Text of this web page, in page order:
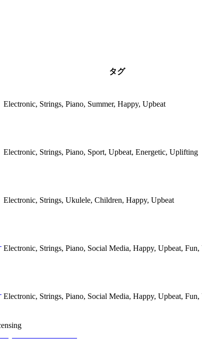
タグ
Electronic, Strings, Piano, Summer, Happy, Upbeat
Electronic, Strings, Piano, Sport, Upbeat, Energetic, Uplifting
Electronic, Strings, Ukulele, Children, Happy, Upbeat
Electronic, Strings, Piano, Social Media, Happy, Upbeat,
Electronic, Strings, Piano, Social Media, Happy, Upbeat,